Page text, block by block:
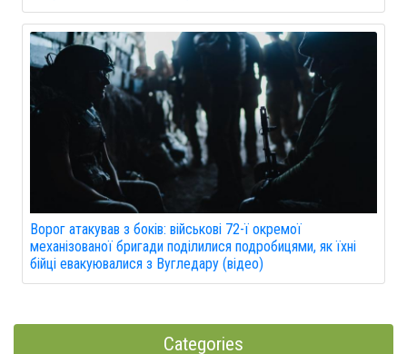
Ворог атакував з боків: військові 72-ї окремої
механізованої бригади поділилися подробицями, як їхні
бійці евакуювалися з Вугледару (відео)
Categories